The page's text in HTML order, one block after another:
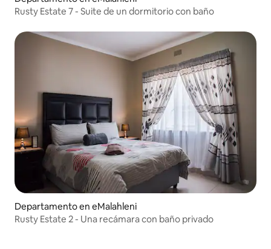
Rusty Estate 7 - Suite de un dormitorio con baño
Departamento en eMalahleni
Rusty Estate 2 - Una recámara con baño privado